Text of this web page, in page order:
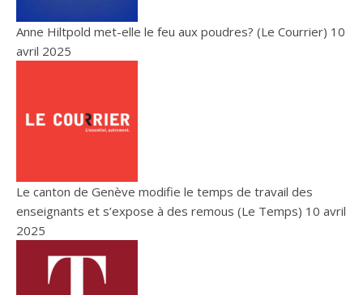
Anne Hiltpold met-elle le feu aux poudres? (Le Courrier) 10
avril 2025
Le canton de Genève modifie le temps de travail des
enseignants et s’expose à des remous (Le Temps) 10 avril
2025